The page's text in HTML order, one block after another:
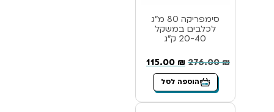
סימפריקה 80 מ”ג
לכלבים במשקל
20-40 ק”ג
276.00₪
115.00 ₪
הוספה לסל